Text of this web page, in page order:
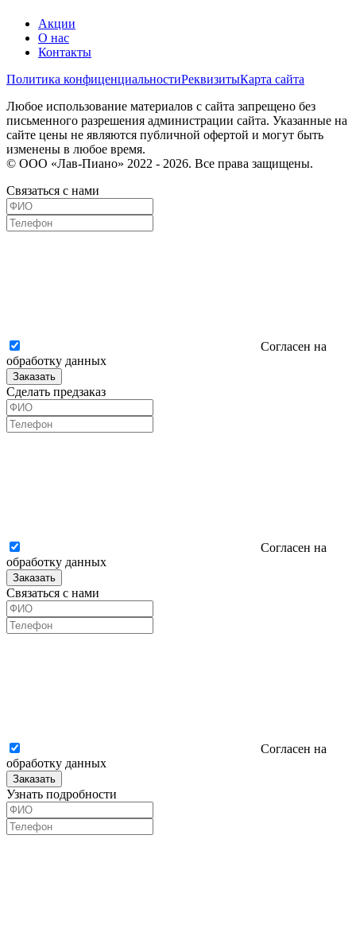
Акции
О нас
Контакты
Политика конфиценциальностиРеквизитыКарта сайта
Любое использование материалов с сайта запрещено без
письменного разрешения администрации сайта. Указанные на
сайте цены не являются публичной офертой и могут быть
изменены в любое время.
© ООО «Лав-Пиано» 2022 - 2026. Все права защищены.
Связаться с нами
Согласен на
обработку данных
Заказать
Сделать предзаказ
Согласен на
обработку данных
Заказать
Связаться с нами
Согласен на
обработку данных
Заказать
Узнать подробности